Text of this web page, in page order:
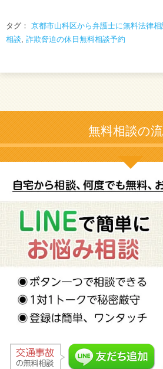
タグ： 京都市山科区から弁護士に無料法律相
相談, 詐欺脅迫の休日無料相談予約
無料相談の